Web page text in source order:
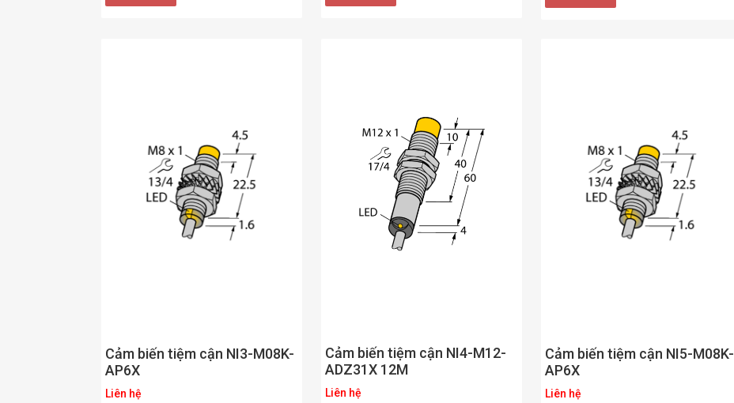
Cảm biến tiệm cận NI3-M08K-
AP6X
Liên hệ
Cảm biến tiệm cận NI4-M12-
ADZ31X 12M
Liên hệ
Cảm biến tiệm cận NI5-M08K-
AP6X
Liên hệ